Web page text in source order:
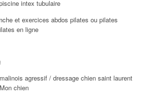
intex tubulaire
et exercices abdos pilates ou pilates
en ligne
agressif / dressage chien saint laurent
chien